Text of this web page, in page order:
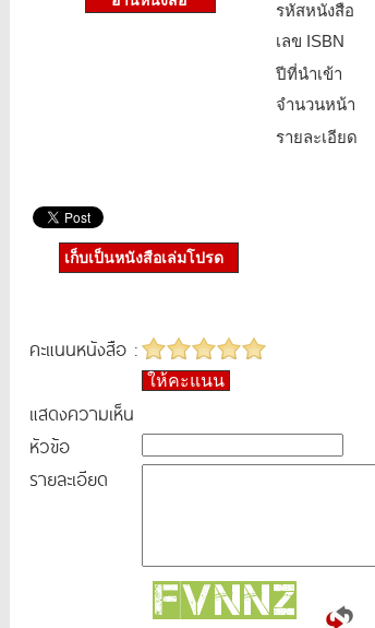
รหัสหนังสือ­
เลข ISBN
ปีที่นำเข้า
จำนวนหน้า
รายละเอียด
เก็บเป็นหนังสือเล่มโปรด
คะแนนหนังสือ :
ให้คะแนน
แสดงความเห็น
หัวข้อ
รายละเอียด